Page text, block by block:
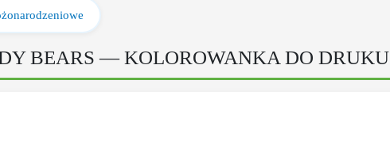
BEARS — KOLOROWANKA DO DRUKU